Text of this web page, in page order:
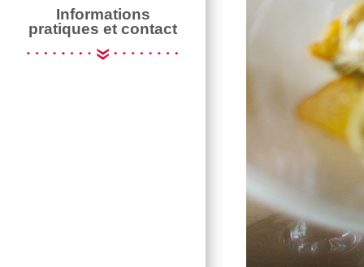
Informations
pratiques et contact